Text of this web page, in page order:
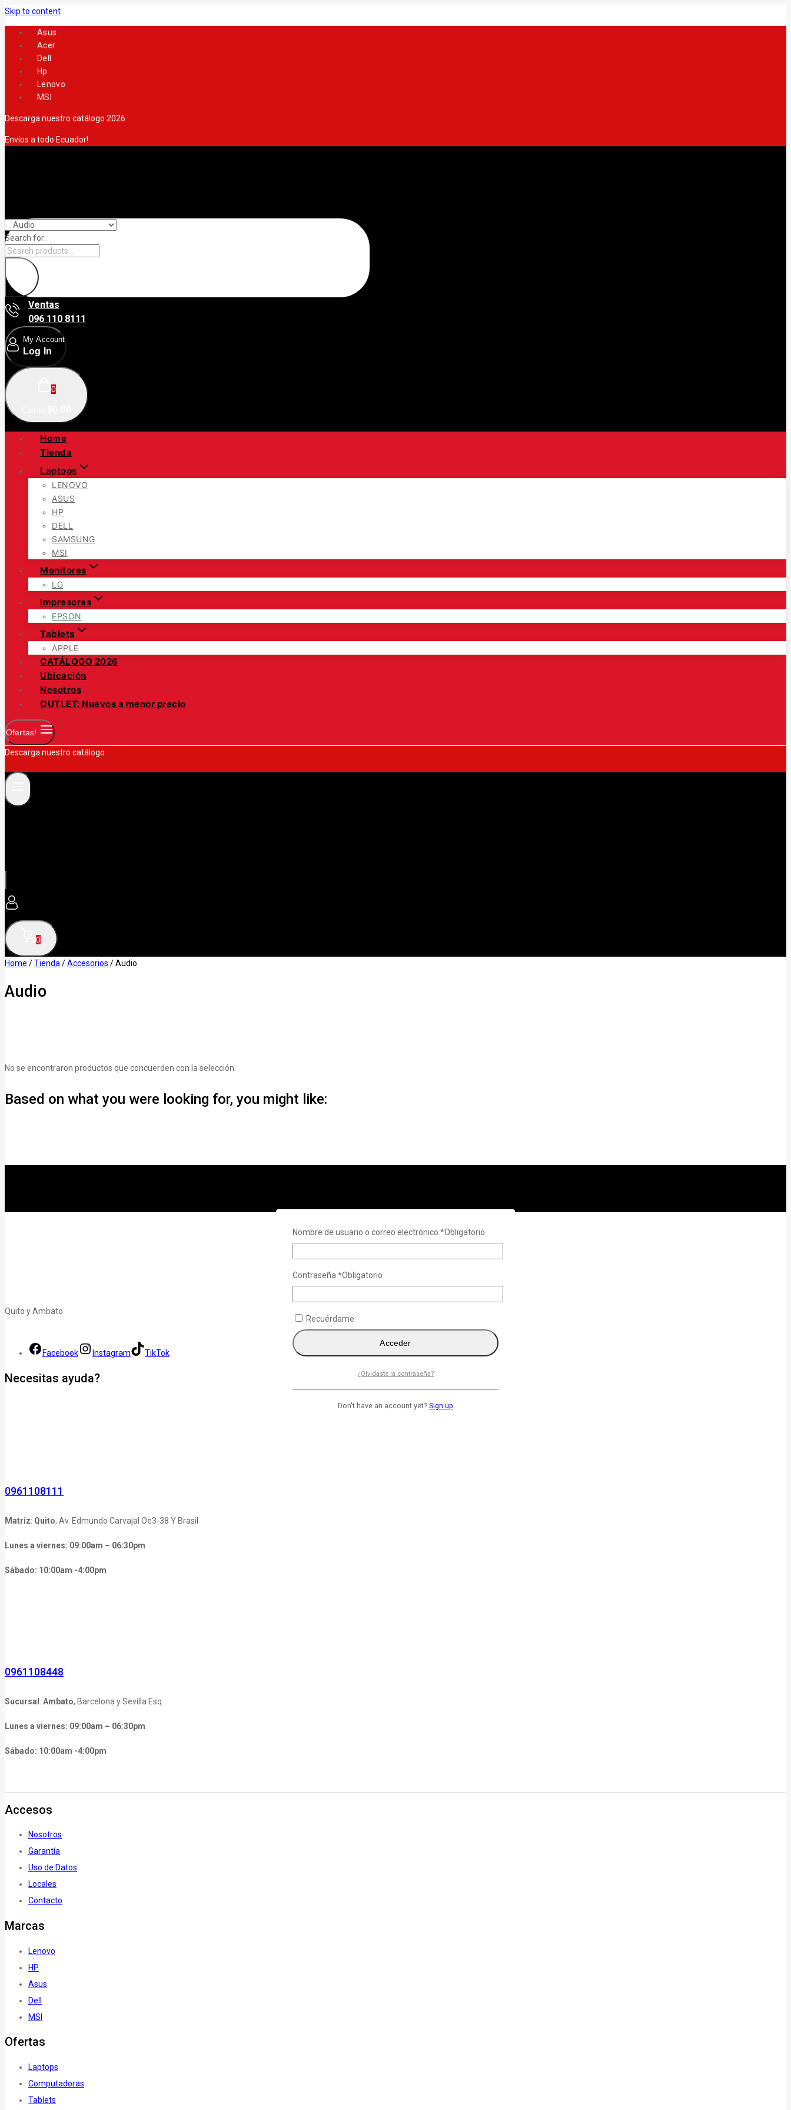
Skip to content
Asus
Acer
Dell
Hp
Lenovo
MSI
Descarga nuestro catálogo 2026
Envíos a todo Ecuador!
Search for:
Ventas
096 110 8111
My Account
Log In
0
Home
Tienda
Laptops
LENOVO
ASUS
HP
DELL
SAMSUNG
MSI
Monitores
LG
Impresoras
EPSON
Tablets
APPLE
CATÁLOGO 2026
Ubicación
Nosotros
OUTLET: Nuevos a menor precio
Ofertas!
Descarga nuestro catálogo
0
Home /Tienda /Accesorios /Audio
Audio
No se encontraron productos que concuerden con la selección.
Based on what you were looking for, you might like:
Quito y Ambato
Facebook Instagram TikTok
Necesitas ayuda?
0961108111
Matriz: Quito, Av. Edmundo Carvajal Oe3-38 Y Brasil
Lunes a viernes: 09:00am – 06:30pm
Sábado: 10:00am -4:00pm
0961108448
Sucursal : Ambato, Barcelona y Sevilla Esq.
Lunes a viernes: 09:00am – 06:30pm
Sábado: 10:00am -4:00pm
Accesos
Nosotros
Garantía
Uso de Datos
Locales
Contacto
Marcas
Lenovo
HP
Asus
Dell
MSI
Ofertas
Laptops
Computadoras
Tablets
Nombre de usuario o correo electrónico *Obligatorio
Contraseña*Obligatorio
Recuérdame
Acceder
¿Olvidaste la contraseña?
Don't have an account yet? Sign up